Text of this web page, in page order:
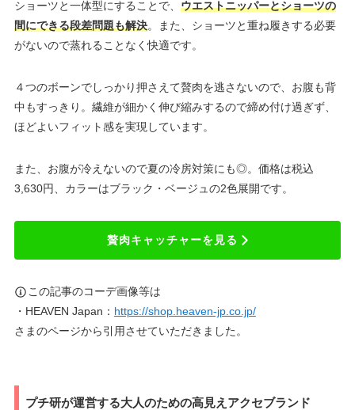
ショーツと一体型にすることで、 ウエストニッパーとショーツの
間にできる段差問題も解決。また、ショーツと重ね履きする必要
がないので蒸れることなく快適です。
４つのボーンでしっかり押さえて贅肉を逃さないので、お腹も背
中もすっきり。繊維が細かく伸び縮みするので締め付け過ぎず、
ほどよいフィット感を実現しています。
また、お腹が冷えないので夏の冷房対策にも◎。価格は税込
3,630円、カラーはブラック・ベージュの2色展開です。
贅肉キャッチャーを見る
この記事のコーデ画像等は
・HEAVEN Japan： https://shop.heaven-jp.co.jp/
さまのページから引用させていただきました。
プチ研が運営する大人のための高見えアクセブランド